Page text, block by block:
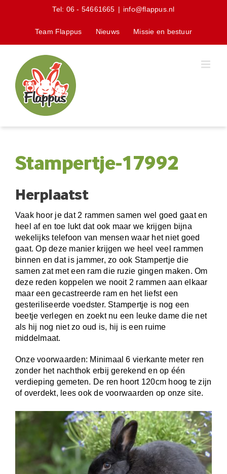
Tel: 06 - 54661665 | info@flappus.nl
Team Flappus Nieuws Missie en bestuur
Stampertje-17992
Herplaatst
Vaak hoor je dat 2 rammen samen wel goed gaat en
heel af en toe lukt dat ook maar we krijgen bijna
wekelijks telefoon van mensen waar het niet goed
gaat. Op deze manier krijgen we heel veel rammen
binnen en dat is jammer, zo ook Stampertje die
samen zat met een ram die ruzie gingen maken. Om
deze reden koppelen we nooit 2 rammen aan elkaar
maar een gecastreerde ram en het liefst een
gesteriliseerde voedster. Stampertje is nog een
beetje verlegen en zoekt nu een leuke dame die net
als hij nog niet zo oud is, hij is een ruime
middelmaat.
Onze voorwaarden: Minimaal 6 vierkante meter ren
zonder het nachthok erbij gerekend en op één
verdieping gemeten. De ren hoort 120cm hoog te zijn
of overdekt, lees ook de voorwaarden op onze site.